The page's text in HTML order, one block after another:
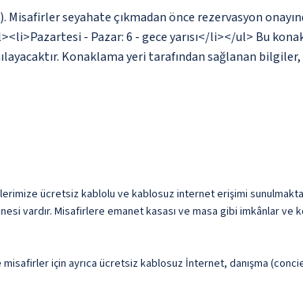
seyahate çıkmadan önce rezervasyon
- Pazar: 6 - gece yarısı</li></ul> Bu
Konaklama yeri tarafından sağlanan
ücretsiz kablolu ve kablosuz internet erişimi
Misafirlere emanet kasası ve masa gibi imkânlar ve
için ayrıca ücretsiz kablosuz İnternet, danışma